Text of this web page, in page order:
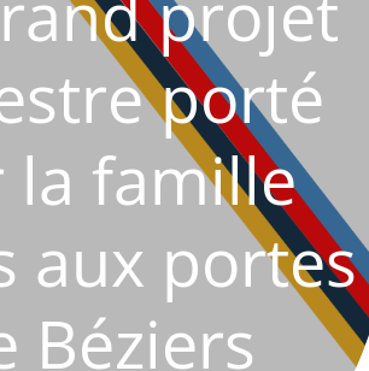
porté
la famille
aux portes
Béziers